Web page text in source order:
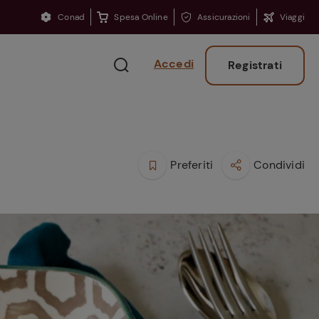
Conad Spesa Online Assicurazioni Viaggi
Accedi Registrati
Ritorno sui banchi?
Consigli per ritrovare
la concentrazione
Preferiti Condividi